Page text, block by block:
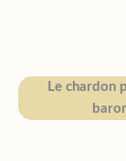
Le chardon